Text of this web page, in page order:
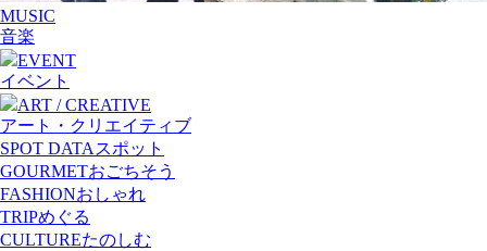
MUSIC
音楽
EVENT
イベント
ART / CREATIVE
アート・クリエイティブ
SPOT DATA スポット
GOURMETおごちそう
FASHIONおしゃれ
TRIPめぐる
CULTUREたのしむ